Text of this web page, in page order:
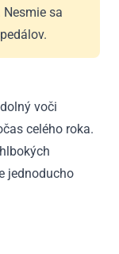
sa
voči
celého roka.
jednoducho